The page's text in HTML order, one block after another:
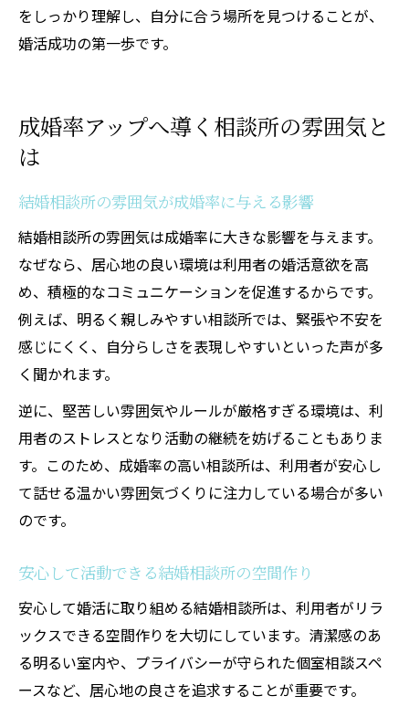
をしっかり理解し、自分に合う場所を見つけることが、
婚活成功の第一歩です。
成婚率アップへ導く相談所の雰囲気と
は
結婚相談所の雰囲気が成婚率に与える影響
結婚相談所の雰囲気は成婚率に大きな影響を与えます。
なぜなら、居心地の良い環境は利用者の婚活意欲を高
め、積極的なコミュニケーションを促進するからです。
例えば、明るく親しみやすい相談所では、緊張や不安を
感じにくく、自分らしさを表現しやすいといった声が多
く聞かれます。
逆に、堅苦しい雰囲気やルールが厳格すぎる環境は、利
用者のストレスとなり活動の継続を妨げることもありま
す。このため、成婚率の高い相談所は、利用者が安心し
て話せる温かい雰囲気づくりに注力している場合が多い
のです。
安心して活動できる結婚相談所の空間作り
安心して婚活に取り組める結婚相談所は、利用者がリラ
ックスできる空間作りを大切にしています。清潔感のあ
る明るい室内や、プライバシーが守られた個室相談スペ
ースなど、居心地の良さを追求することが重要です。